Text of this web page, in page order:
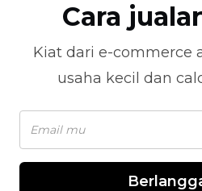
Cara
Kiat dari e-commerce
usaha kecil dan